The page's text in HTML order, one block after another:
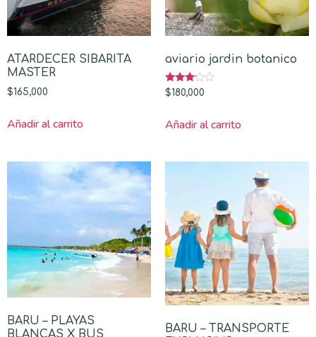
ATARDECER SIBARITA
MASTER
$165,000
Añadir al carrito
aviario jardin botanico
Valorado
con
$180,000
Añadir al carrito
BARU – PLAYAS
BLANCAS X BUS
BARU – TRANSPORTE